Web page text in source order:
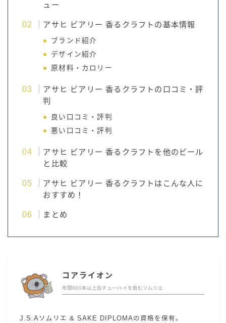
ュー
アサヒ ビアリー 香るクラフトの基本情報
ブランド紹介
デザイン紹介
原材料・カロリー
アサヒ ビアリー 香るクラフトの口コミ・評
判
良い口コミ・評判
悪い口コミ・評判
アサヒ ビアリー 香るクラフトを他のビール
と比較
アサヒ ビアリー 香るクラフトはこんな人に
おすすめ！
まとめ
コアライオン
年間600本以上缶チューハイを飲むソムリエ
J.S.Aソムリエ & SAKE DIPLOMAの資格を保有。